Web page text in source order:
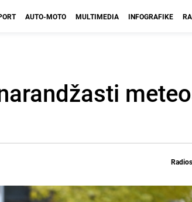
AUTO-MOTO MULTIMEDIA INFOGRAFIKE